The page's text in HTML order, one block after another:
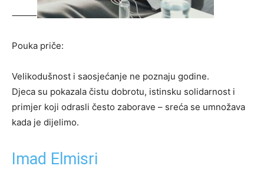
⸻
Pouka priče:
Velikodušnost i saosjećanje ne poznaju godine.
Djeca su pokazala čistu dobrotu, istinsku solidarnost i
primjer koji odrasli često zaborave – sreća se umnožava
kada je dijelimo.
Imad Elmisri